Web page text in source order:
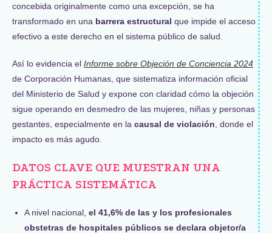
concebida originalmente como una excepción, se ha
transformado en una barrera estructural que impide el acceso
efectivo a este derecho en el sistema público de salud.
Así lo evidencia el Informe sobre Objeción de Conciencia 2024
de Corporación Humanas, que sistematiza información oficial
del Ministerio de Salud y expone con claridad cómo la objeción
sigue operando en desmedro de las mujeres, niñas y personas
gestantes, especialmente en la causal de violación , donde el
impacto es más agudo.
DATOS CLAVE QUE MUESTRAN UNA
PRÁCTICA SISTEMÁTICA
A nivel nacional, el 41,6% de las y los profesionales
obstetras de hospitales públicos se declara objetor/a